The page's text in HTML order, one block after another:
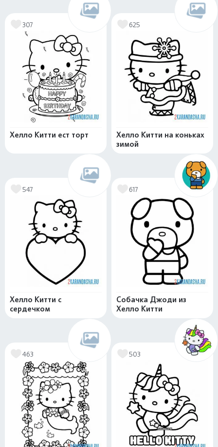
307
Хелло Китти ест торт
625
Хелло Китти на коньках
зимой
547
Хелло Китти с
сердечком
617
Собачка Джоди из
Хелло Китти
463 503